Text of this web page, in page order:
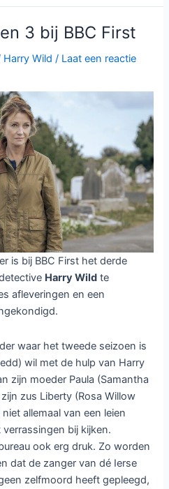
3 bij BBC First
Harry Wild / Laat een reactie
is bij BBC First het derde
Harry Wildte
afleveringen en een
waar het tweede seizoen is
wil met de hulp van Harry
zijn moeder Paula (Samantha
zus Liberty (Rosa Willow
allemaal van een leien
bij kijken.
ook erg druk. Zo worden
dat de zanger van dé Ierse
zelfmoord heeft gepleegd,